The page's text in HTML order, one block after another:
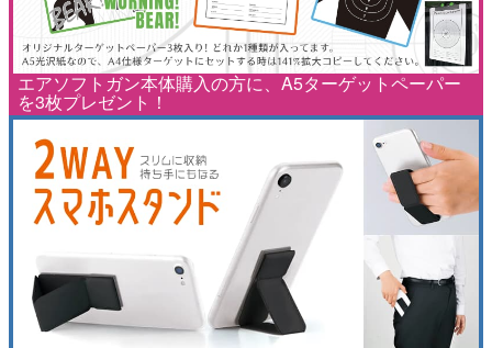
エアソフトガン本体購入の方に、A5ターゲットペーパー
を3枚プレゼント！